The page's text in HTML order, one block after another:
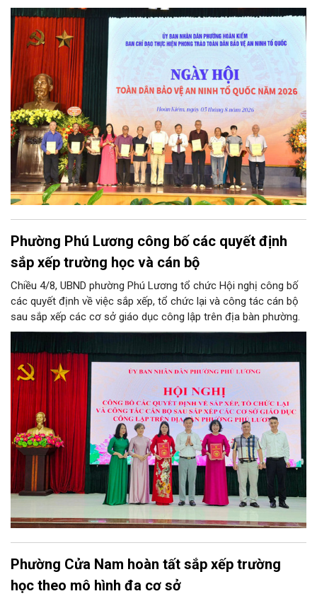
thư Thành ủy, Chủ tịch UBND thành phố; Đại tá Nguyễn Tiến Đạt,
Ủy viên Ban Thường vụ Đảng ủy, Phó Giám đốc Công an thành
phố Hà Nội, cùng dự có các đồng chí đại diện lãnh đạo các Sở,
ban, ngành thuộc Thành phố Hà Nội, các phòng nghiệp vụ Công
an Thành phố Hà Nội.
Phường Phú Lương công bố các quyết định
sắp xếp trường học và cán bộ
Chiều 4/8, UBND phường Phú Lương tổ chức Hội nghị công bố
các quyết định về việc sắp xếp, tổ chức lại và công tác cán bộ
sau sắp xếp các cơ sở giáo dục công lập trên địa bàn phường.
Phường Cửa Nam hoàn tất sắp xếp trường
học theo mô hình đa cơ sở